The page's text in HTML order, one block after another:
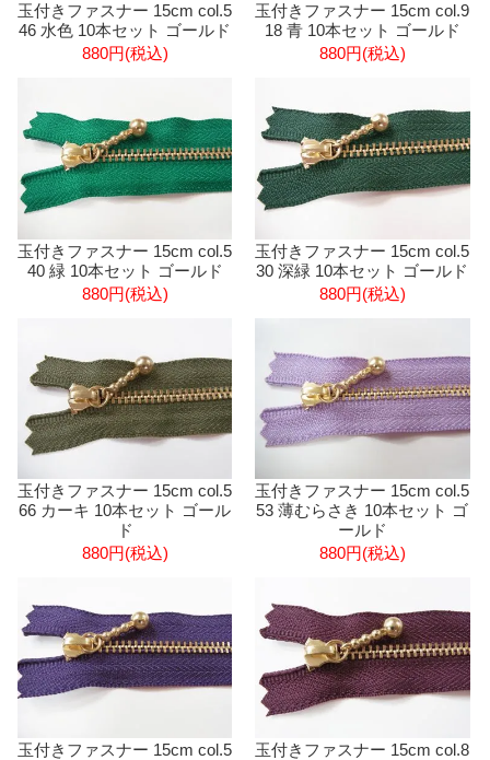
玉付きファスナー 15cm col.5
46 水色 10本セット ゴールド
880円(税込)
玉付きファスナー 15cm col.9
18 青 10本セット ゴールド
880円(税込)
玉付きファスナー 15cm col.5
40 緑 10本セット ゴールド
880円(税込)
玉付きファスナー 15cm col.5
30 深緑 10本セット ゴールド
880円(税込)
玉付きファスナー 15cm col.5
66 カーキ 10本セット ゴール
ド
880円(税込)
玉付きファスナー 15cm col.5
53 薄むらさき 10本セット ゴ
ールド
880円(税込)
玉付きファスナー 15cm col.5 玉付きファスナー 15cm col.8